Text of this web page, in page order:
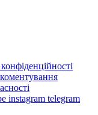
instagram telegram